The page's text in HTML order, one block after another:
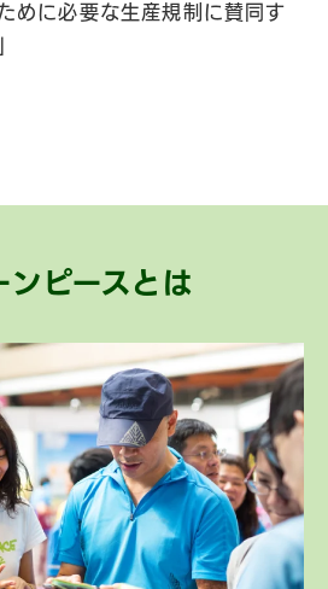
めに必要な生産規制に賛同す
ンピースとは